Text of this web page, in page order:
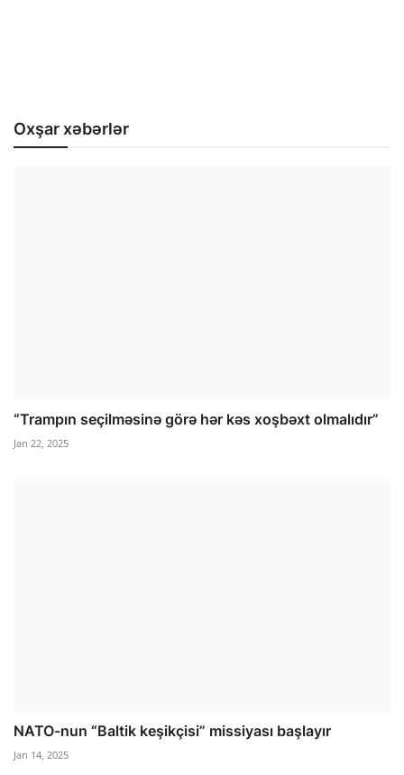
Oxşar xəbərlər
“Trampın seçilməsinə görə hər kəs xoşbəxt olmalıdır”
Jan 22, 2025
NATO-nun “Baltik keşikçisi” missiyası başlayır
Jan 14, 2025